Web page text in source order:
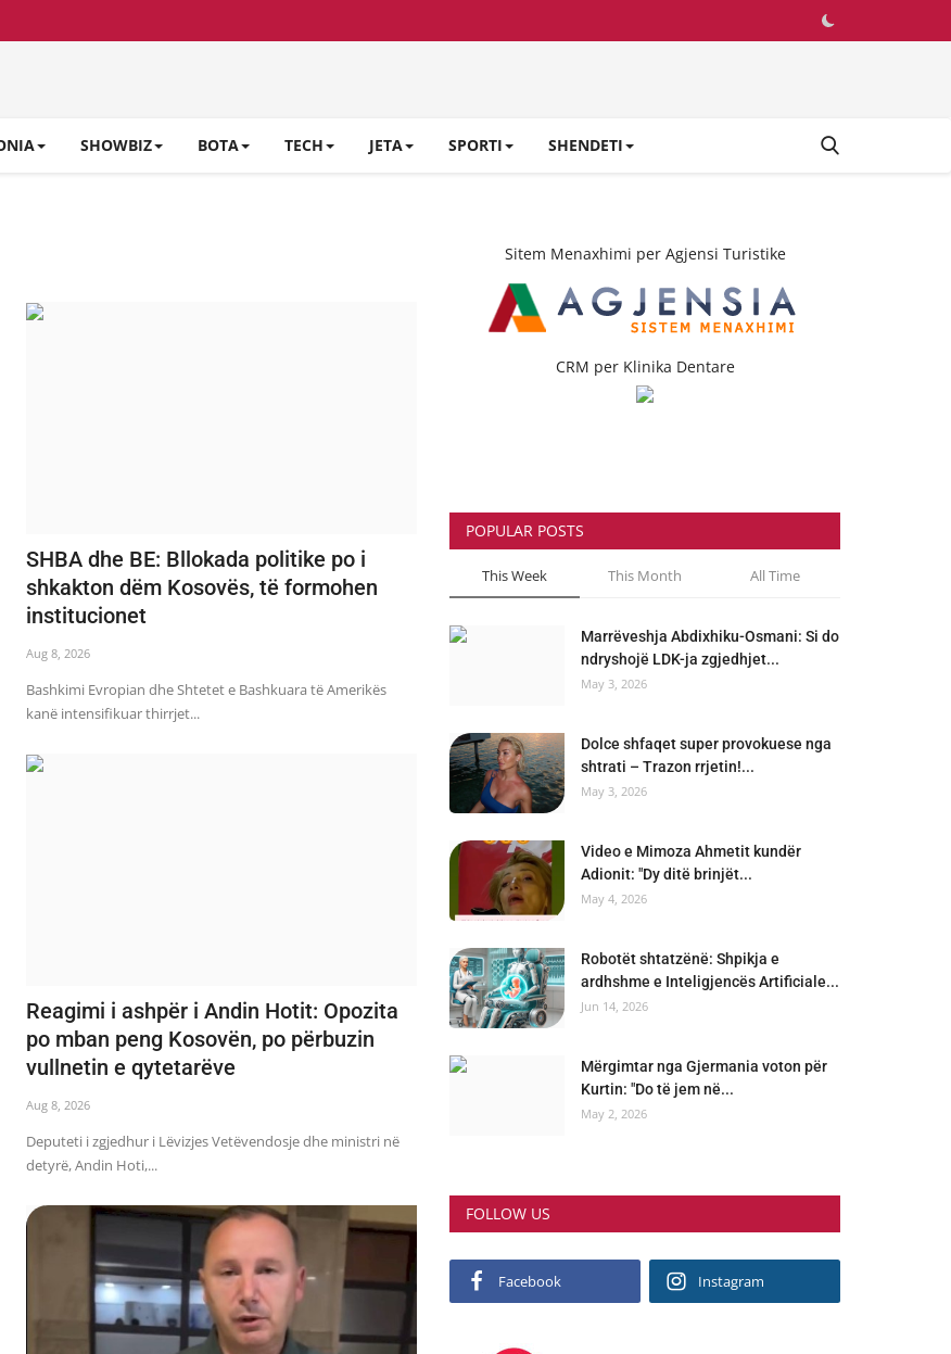
SHOWBIZ BOTA TECH JETA SPORTI SHENDETI
SHBA dhe BE: Bllokada politike po i
shkakton dëm Kosovës, të formohen
institucionet
Aug 8, 2026
Bashkimi Evropian dhe Shtetet e Bashkuara të Amerikës
kanë intensifikuar thirrjet...
Reagimi i ashpër i Andin Hotit: Opozita
po mban peng Kosovën, po përbuzin
vullnetin e qytetarëve
Aug 8, 2026
Deputeti i zgjedhur i Lëvizjes Vetëvendosje dhe ministri në
detyrë, Andin Hoti,...
Sitem Menaxhimi per Agjensi Turistike
CRM per Klinika Dentare
POPULAR POSTS
This Week This Month All Time
Marrëveshja Abdixhiku-Osmani: Si do
ndryshojë LDK-ja zgjedhjet...
May 3, 2026
Dolce shfaqet super provokuese nga
shtrati – Trazon rrjetin!...
May 3, 2026
Video e Mimoza Ahmetit kundër
Adionit: "Dy ditë brinjët...
May 4, 2026
Robotët shtatzënë: Shpikja e
ardhshme e Inteligjencës Artificiale...
Jun 14, 2026
Mërgimtar nga Gjermania voton për
Kurtin: "Do të jem në...
May 2, 2026
FOLLOW US
Facebook Instagram